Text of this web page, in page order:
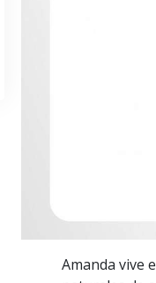
Amor y Odio: ¿Qué es
Amanda vive